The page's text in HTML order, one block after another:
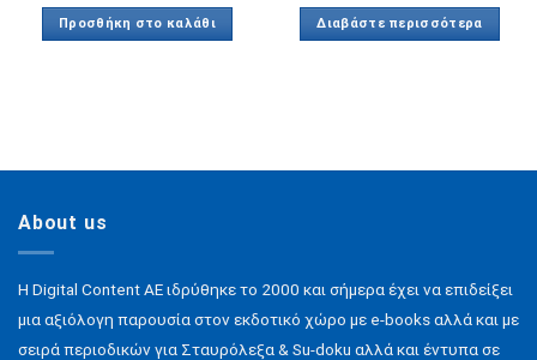
Προσθήκη στο καλάθι Διαβάστε περισσότερα
About us
H Digital Content ΑΕ ιδρύθηκε το 2000 και σήμερα έχει να επιδείξει
μια αξιόλογη παρουσία στον εκδοτικό χώρο με e-books αλλά και με
σειρά περιοδικών για Σταυρόλεξα & Su-doku αλλά και έντυπα σε